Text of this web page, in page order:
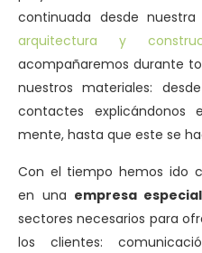
continuada desde
arquitectura y
acompañaremos durante
nuestros materiales:
contactes
mente, hasta que este se
Con el tiempo hemos ido
en una empresa
sectores necesarios para
los clientes: